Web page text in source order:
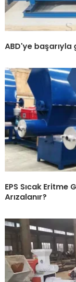
ABD'ye başarıyla
EPS Sıcak
Arızalanır?